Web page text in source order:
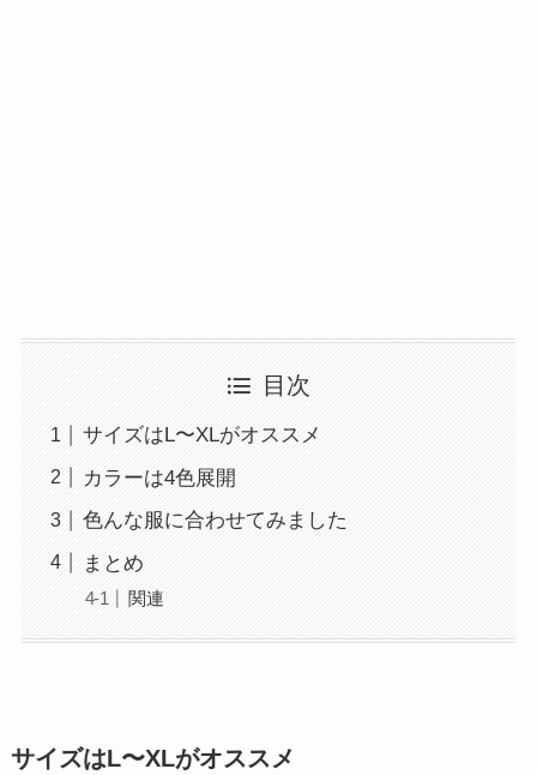
目次
サイズはL〜XLがオススメ
カラーは4色展開
色んな服に合わせてみました
まとめ
関連
サイズはL〜XLがオススメ